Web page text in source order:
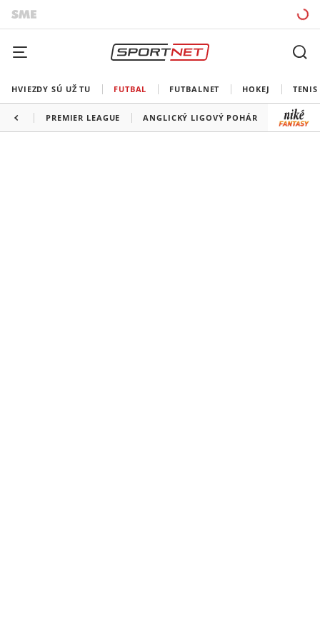
HVIEZDY SÚ UŽ TU FUTBAL FUTBALNET HOKEJ TENIS
PREMIER LEAGUE ANGLICKÝ LIGOVÝ POHÁR FA CUP